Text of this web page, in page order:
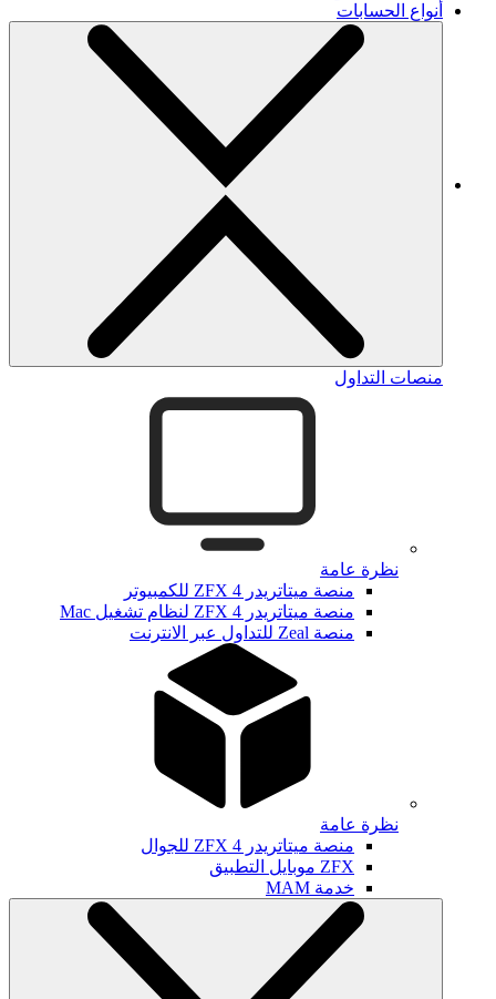
أنواع الحسابات
منصات التداول
نظرة عامة
منصة ميتاتريدر ZFX 4 للكمبيوتر
منصة ميتاتريدر ZFX 4 لنظام تشغيل Mac
منصة Zeal للتداول عبر الانترنت
نظرة عامة
منصة ميتاتريدر ZFX 4 للجوال
ZFX موبايل التطبيق
خدمة MAM